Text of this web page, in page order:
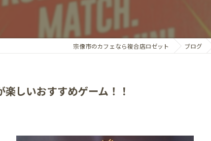
私のぎゃらりぃ
宗像市のカフェなら複合店ロゼット ブログ
しいおすすめゲーム！！